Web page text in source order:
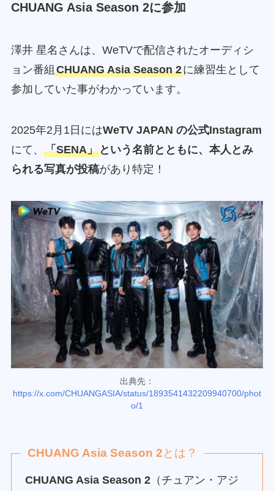
CHUANG Asia Season 2に参加
澤井 星名さんは、WeTVで配信されたオーディシ
ョン番組CHUANG Asia Season 2に練習生として
参加していた事がわかっています。
2025年2月1日にはWeTV JAPAN の公式Instagram
にて、 「SENA」という名前とともに、本人とみ
られる写真が投稿があり特定！
出典先：
https://x.com/CHUANGASIA/status/1893541432209940700/phot
o/1
CHUANG Asia Season 2とは？
CHUANG Asia Season 2 （チュアン・アジ